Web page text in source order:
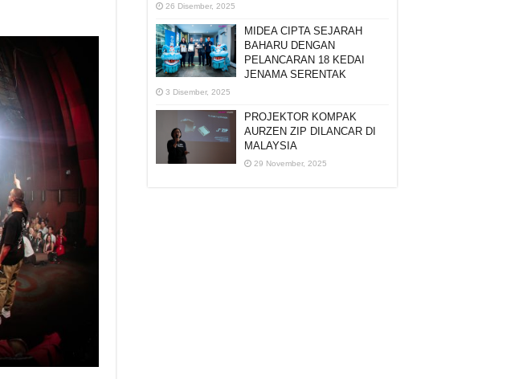
26 Disember, 2025
MIDEA CIPTA SEJARAH
BAHARU DENGAN
PELANCARAN 18 KEDAI
JENAMA SERENTAK
3 Disember, 2025
PROJEKTOR KOMPAK
AURZEN ZIP DILANCAR DI
MALAYSIA
29 November, 2025